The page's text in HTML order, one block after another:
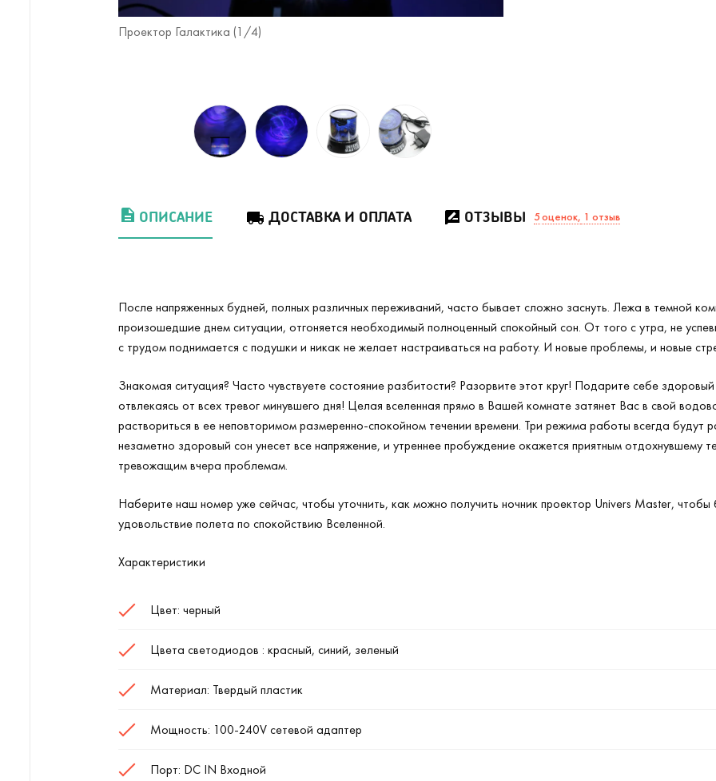
Проектор Галактика (1 /4)
Проектор Галактика (
ОПИСАНИЕ ДОСТАВКА И ОПЛАТА ОТЗЫВЫ 5оценок, 1 отзыв
После напряженных будней, полных различных переживаний, часто бывает сложно заснуть. Лежа в темной
произошедшие днем ситуации, отгоняется необходимый полноценный спокойный сон. От того с утра, не
с трудом поднимается с подушки и никак не желает настраиваться на работу. И новые проблемы, и новые
Знакомая ситуация? Часто чувствуете состояние разбитости? Разорвите этот круг! Подарите себе
отвлекаясь от всех тревог минувшего дня! Целая вселенная прямо в Вашей комнате затянет Вас в свой
раствориться в ее неповторимом размеренно-спокойном течении времени. Три режима работы всегда будут
незаметно здоровый сон унесет все напряжение, и утреннее пробуждение окажется приятным отдохнувшему
тревожащим вчера проблемам.
Наберите наш номер уже сейчас, чтобы уточнить, как можно получить ночник проектор Univers Master, чтобы
удовольствие полета по спокойствию Вселенной.
Характеристики
Цвет: черный
Цвета светодиодов : красный, синий, зеленый
Материал: Твердый пластик
Мощность: 100-240V сетевой адаптер
Порт: DC IN Входной